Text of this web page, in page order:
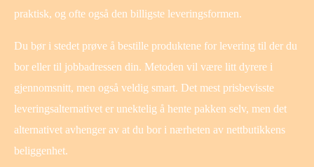
praktisk, og ofte også den billigste leveringsformen.
Du bør i stedet prøve å bestille produktene for levering til der du
bor eller til jobbadressen din. Metoden vil være litt dyrere i
gjennomsnitt, men også veldig smart. Det mest prisbevisste
leveringsalternativet er unektelig å hente pakken selv, men det
alternativet avhenger av at du bor i nærheten av nettbutikkens
beliggenhet.